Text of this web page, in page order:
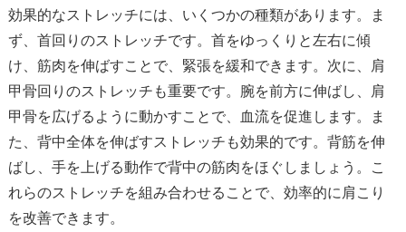
効果的なストレッチには、いくつかの種類があります。ま
ず、首回りのストレッチです。首をゆっくりと左右に傾
け、筋肉を伸ばすことで、緊張を緩和できます。次に、肩
甲骨回りのストレッチも重要です。腕を前方に伸ばし、肩
甲骨を広げるように動かすことで、血流を促進します。ま
た、背中全体を伸ばすストレッチも効果的です。背筋を伸
ばし、手を上げる動作で背中の筋肉をほぐしましょう。こ
れらのストレッチを組み合わせることで、効率的に肩こり
を改善できます。